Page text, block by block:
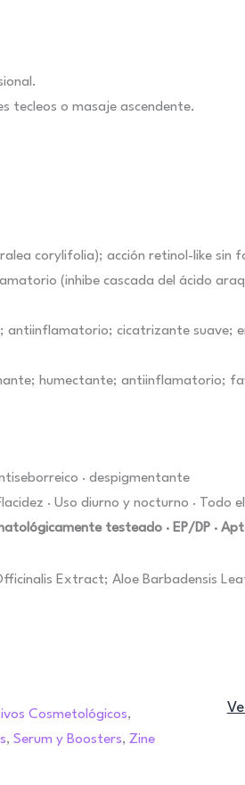
tecleos o masaje ascendente.
corylifolia); acción retinol-like sin
(inhibe cascada del ácido
antiinflamatorio; cicatrizante suave;
humectante; antiinflamatorio;
· despigmentante
· Uso diurno y nocturno · Todo
testeado · EP/DP ·
Extract; Aloe Barbadensis
Cosmetológicos,
,Serum y Boosters,Zine